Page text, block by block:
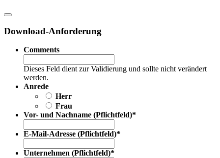
Download-Anforderung
Comments
Dieses Feld dient zur Validierung und sollte nicht verändert
werden.
Anrede
Herr
Frau
Vor- und Nachname (Pflichtfeld)*
E-Mail-Adresse (Pflichtfeld)*
Unternehmen (Pflichtfeld)*